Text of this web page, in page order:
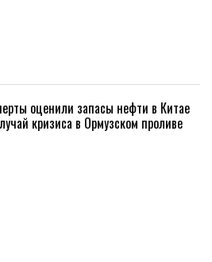
оценили запасы нефти в Китае
кризиса в Ормузском проливе